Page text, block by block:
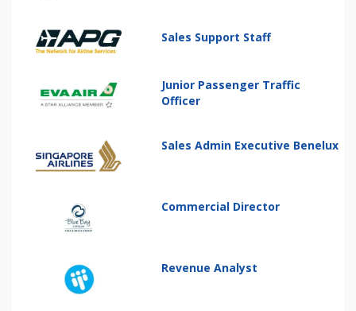
Sales Support Staff
Junior Passenger Traffic
Officer
Sales Admin Executive Benelux
Commercial Director
Revenue Analyst